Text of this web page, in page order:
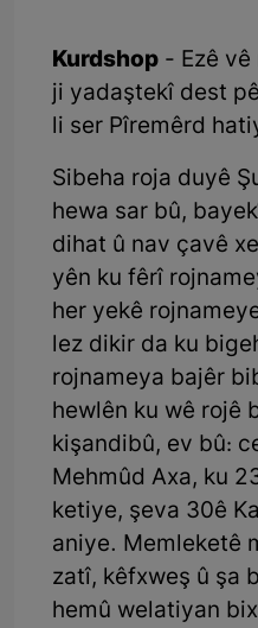
Kurdshop - Ezê
ji yadaştekî dest
li ser Pîremêrd
Sibeha roja duyê
hewa sar bû,
dihat û nav çavê
yên ku fêrî
her yekê
lez dikir da ku
rojnameya bajêr
hewlên ku wê rojê
kişandibû, ev bû:
Mehmûd Axa, ku
ketiye, şeva 30ê
aniye. Memleketê
zatî, kêfxweş û şa
hemû welatiyan